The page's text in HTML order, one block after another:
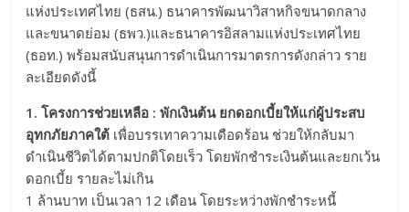
แห่งประเทศไทย (ธสน.) ธนาคารพัฒนาวิสาหกิจขนาดกลาง
และขนาดย่อม (ธพว.)และธนาคารอิสลามแห่งประเทศไทย
(ธอท.) พร้อมสนับสนุนการดำเนินการมาตรการดังกล่าว ราย
ละเอียดดังนี้
1. โครงการช่วยเหลือ : พักเงินต้น ยกดอกเบี้ยให้แก่ผู้ประสบ
อุทกภัยภาคใต้ เพื่อบรรเทาความเดือดร้อน ช่วยให้กลับมา
ดำเนินชีวิตได้ตามปกติโดยเร็ว โดยพักชำระเงินต้นและยกเว้น
ดอกเบี้ย รายละไม่เกิน
1 ล้านบาท เป็นเวลา 12 เดือน โดยระหว่างพักชำระหนี้